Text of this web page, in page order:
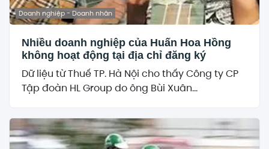
Doanh nghiệp - Doanh nhân
Nhiều doanh nghiệp của Huấn Hoa Hồng
không hoạt động tại địa chỉ đăng ký
Dữ liệu từ Thuế TP. Hà Nội cho thấy Công ty CP
Tập đoàn HL Group do ông Bùi Xuân...